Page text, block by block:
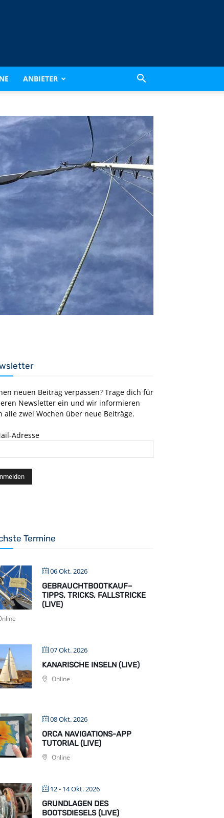
ANBIETER
neuen Beitrag verpassen? Trage dich für
Newsletter ein und wir informieren
alle zwei Wochen über neue Beiträge.
Adresse
Termine
06 Okt. 2026
GEBRAUCHTBOOTKAUF–
TIPPS, TRICKS, FALLSTRICKE
(LIVE)
07 Okt. 2026
KANARISCHE INSELN (LIVE)
Online
08 Okt. 2026
ORCA NAVIGATIONS-APP
TUTORIAL (LIVE)
Online
12 - 14 Okt. 2026
GRUNDLAGEN DES
BOOTSDIESELS (LIVE)